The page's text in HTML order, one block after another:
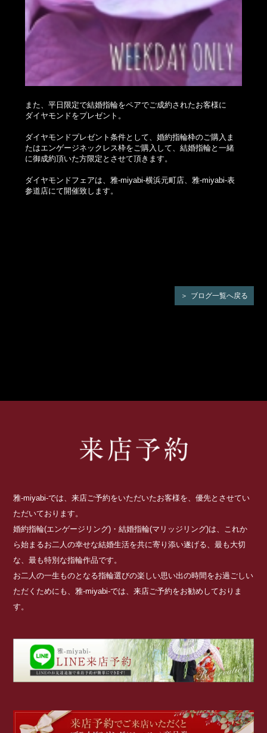
また、平日限定で結婚指輪をペアでご成約されたお客様に
ダイヤモンドをプレゼント。
ダイヤモンドプレゼント条件として、婚約指輪枠のご購入ま
たはエンゲージネックレス枠をご購入して、結婚指輪と一緒
に御成約頂いた方限定とさせて頂きます。
ダイヤモンドフェアは、雅-miyabi-横浜元町店、雅-miyabi-表
参道店にて開催致します。
ブログ一覧へ戻る
雅-miyabi-では、来店ご予約をいただいたお客様を、優先とさせてい
ただいております。
婚約指輪(エンゲージリング)・結婚指輪(マリッジリング)は、これか
ら始まるお二人の幸せな結婚生活を共に寄り添い遂げる、最も大切
な、最も特別な指輪作品です。
お二人の一生ものとなる指輪選びの楽しい思い出の時間をお過ごしい
ただくためにも、雅-miyabi-では、来店ご予約をお勧めしておりま
す。